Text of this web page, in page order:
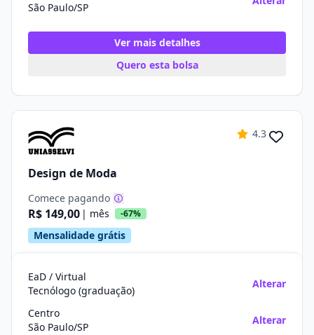
São Paulo/SP
Ver mais detalhes
Quero esta bolsa
4.3
Design de Moda
Comece pagando
R$ 149,00 | mês -67%
Mensalidade grátis
EaD / Virtual
Tecnólogo (graduação)
Alterar
Centro
São Paulo/SP
Alterar